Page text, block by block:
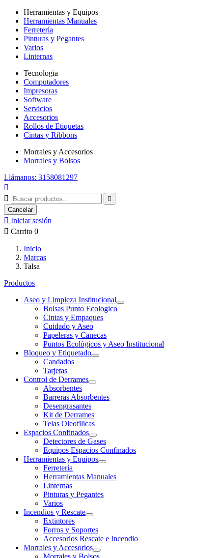
Herramientas y Equipos
Herramientas Manuales
Ferretería
Pinturas y Pegantes
Varios
Linternas
Tecnologia
Computadores
Impresoras
Software
Servicios
Accesorios
Rollos de Etiquetas
Cintas y Ribbons
Morrales y Accesorios
Morrales y Bolsos
Llámanos: 3158081297



Cancelar
 Iniciar sesión
 Carrito 0
Inicio
Marcas
Talsa
Productos
Aseo y Limpieza Institucional
Bolsas Punto Ecologico
Cintas y Empaques
Cuidado y Aseo
Papeleras y Canecas
Puntos Ecológicos y Aseo Institucional
Bloqueo y Etiquetado
Candados
Tarjetas
Control de Derrames
Absorbentes
Barreras Absorbentes
Desengrasantes
Kit de Derrames
Telas Oleofilicas
Espacios Confinados
Detectores de Gases
Equipos Espacios Confinados
Herramientas y Equipos
Ferretería
Herramientas Manuales
Linternas
Pinturas y Pegantes
Varios
Incendios y Rescate
Extintores
Forros y Soportes
Accesorios Rescate e Incendio
Morrales y Accesorios
Morrales y Bolsos